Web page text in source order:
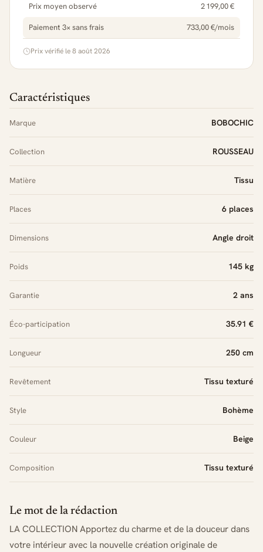
Prix moyen observé 2 199,00 €
Paiement 3× sans frais 733,00 €/mois
Prix vérifié le 8 août 2026
Caractéristiques
Marque BOBOCHIC
Collection ROUSSEAU
Matière Tissu
Places 6 places
Dimensions Angle droit
Poids 145 kg
Garantie 2 ans
Éco-participation 35.91 €
Longueur 250 cm
Revêtement Tissu texturé
Style Bohème
Couleur Beige
Composition Tissu texturé
Le mot de la rédaction
LA COLLECTION Apportez du charme et de la douceur dans
votre intérieur avec la nouvelle création originale de